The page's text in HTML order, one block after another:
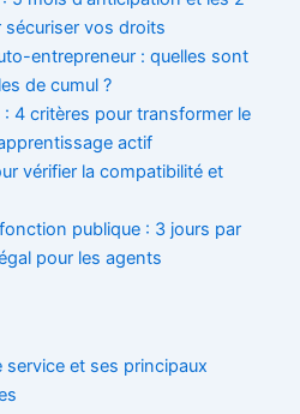
vos droits
entrepreneur : quelles sont
de cumul ?
4 critères pour transformer le
actif
vérifier la compatibilité et
publique : 3 jours par
pour les agents
service et ses principaux